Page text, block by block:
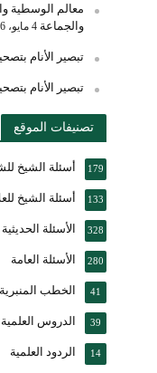
معالم الوسطية
والجماعة 4 مايو، 2026
تبصير الأنام
تبصير الأنام
تصنيفات الموقع
أسئلة الشيخ 179
أسئلة الشيخ 133
الأسئلة الحديثية 328
الأسئلة العامة 280
الخطب المنبرية 41
الدروس العلمية 39
الردود العلمية 14